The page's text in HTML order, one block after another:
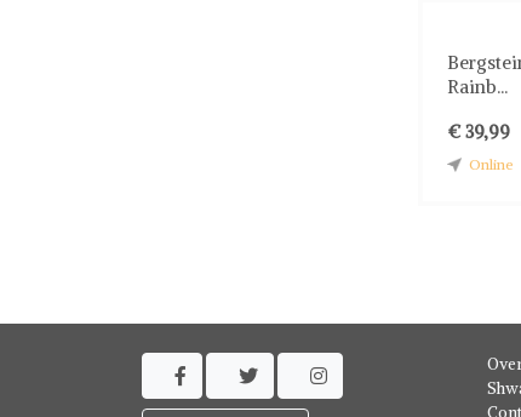
Rainb...
€ 39,99
Online
  